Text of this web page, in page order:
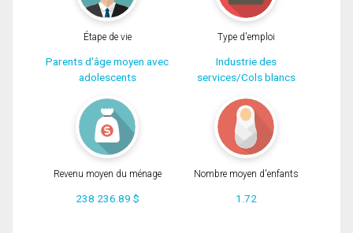
Étape de vie
Parents d'âge moyen avec
adolescents
Type d'emploi
Industrie des
services/Cols blancs
Revenu moyen du ménage
238 236.89 $
Nombre moyen d'enfants
1.72